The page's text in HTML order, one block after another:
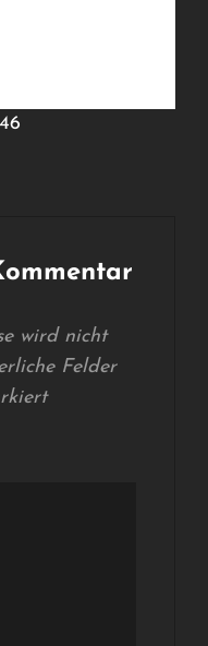
wird nicht
Felder